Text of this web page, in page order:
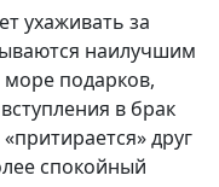
ухаживать за
наилучшим
подарков,
в брак
друг
спокойный